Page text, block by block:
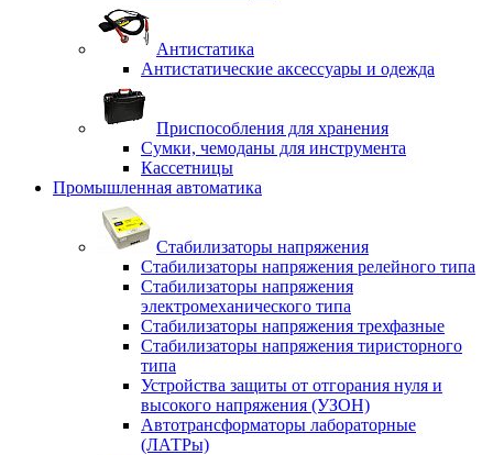
Антистатика
Антистатические аксессуары и одежда
Приспособления для хранения
Сумки, чемоданы для инструмента
Кассетницы
Промышленная автоматика
Стабилизаторы напряжения
Стабилизаторы напряжения релейного типа
Стабилизаторы напряжения
электромеханического типа
Стабилизаторы напряжения трехфазные
Стабилизаторы напряжения тиристорного
типа
Устройства защиты от отгорания нуля и
высокого напряжения (УЗОН)
Автотрансформаторы лабораторные
(ЛАТРы)